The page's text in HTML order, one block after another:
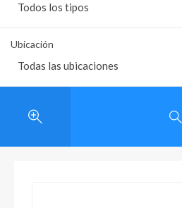
Todos los tipos
Ubicación
Todas las ubicaciones